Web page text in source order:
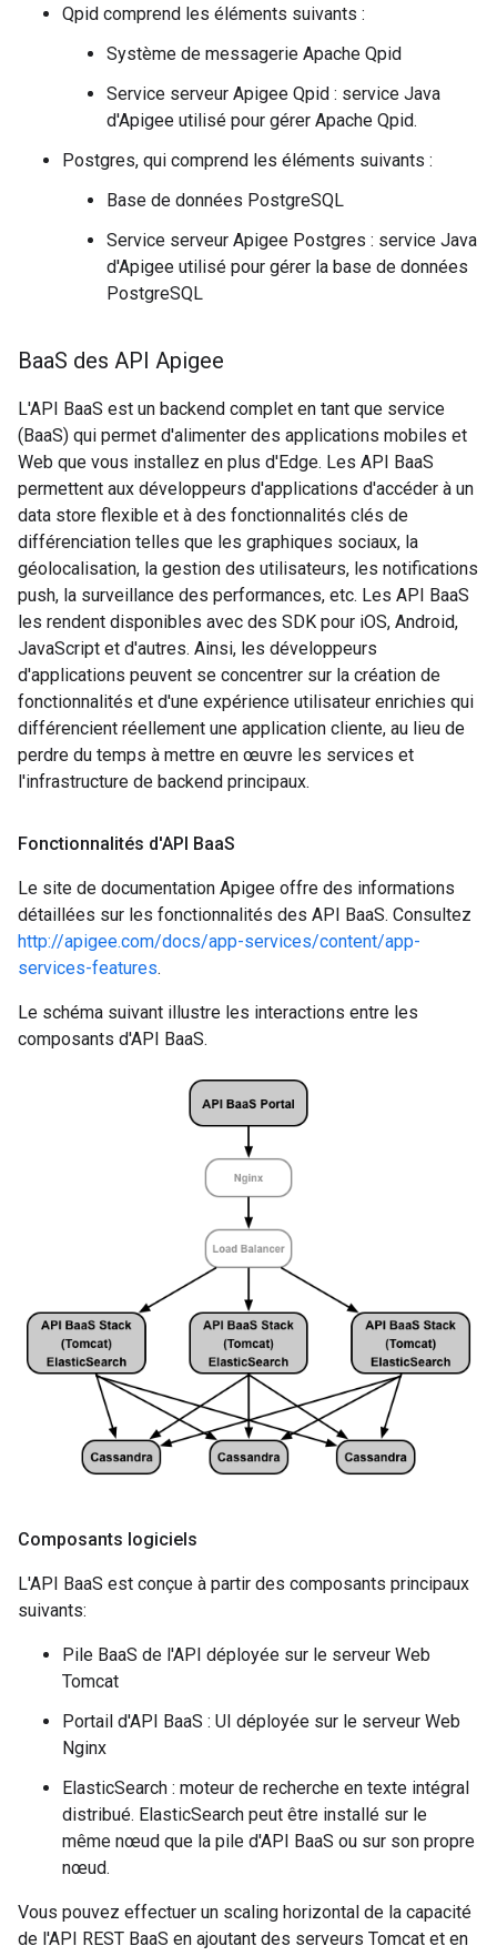
Qpid comprend les éléments suivants :
Système de messagerie Apache Qpid
Service serveur Apigee Qpid : service Java
d'Apigee utilisé pour gérer Apache Qpid.
Postgres, qui comprend les éléments suivants :
Base de données PostgreSQL
Service serveur Apigee Postgres : service Java
d'Apigee utilisé pour gérer la base de données
PostgreSQL
BaaS des API Apigee
L'API BaaS est un backend complet en tant que service
(BaaS) qui permet d'alimenter des applications mobiles et
Web que vous installez en plus d'Edge. Les API BaaS
permettent aux développeurs d'applications d'accéder à un
data store flexible et à des fonctionnalités clés de
différenciation telles que les graphiques sociaux, la
géolocalisation, la gestion des utilisateurs, les notifications
push, la surveillance des performances, etc. Les API BaaS
les rendent disponibles avec des SDK pour iOS, Android,
JavaScript et d'autres. Ainsi, les développeurs
d'applications peuvent se concentrer sur la création de
fonctionnalités et d'une expérience utilisateur enrichies qui
différencient réellement une application cliente, au lieu de
perdre du temps à mettre en œuvre les services et
l'infrastructure de backend principaux.
Fonctionnalités d'API BaaS
Le site de documentation Apigee offre des informations
détaillées sur les fonctionnalités des API BaaS. Consultez
http://apigee.com/docs/app-services/content/app-
services-features.
Le schéma suivant illustre les interactions entre les
composants d'API BaaS.
Composants logiciels
L'API BaaS est conçue à partir des composants principaux
suivants:
Pile BaaS de l'API déployée sur le serveur Web
Tomcat
Portail d'API BaaS : UI déployée sur le serveur Web
Nginx
ElasticSearch : moteur de recherche en texte intégral
distribué. ElasticSearch peut être installé sur le
même nœud que la pile d'API BaaS ou sur son propre
nœud.
Vous pouvez effectuer un scaling horizontal de la capacité
de l'API REST BaaS en ajoutant des serveurs Tomcat et en